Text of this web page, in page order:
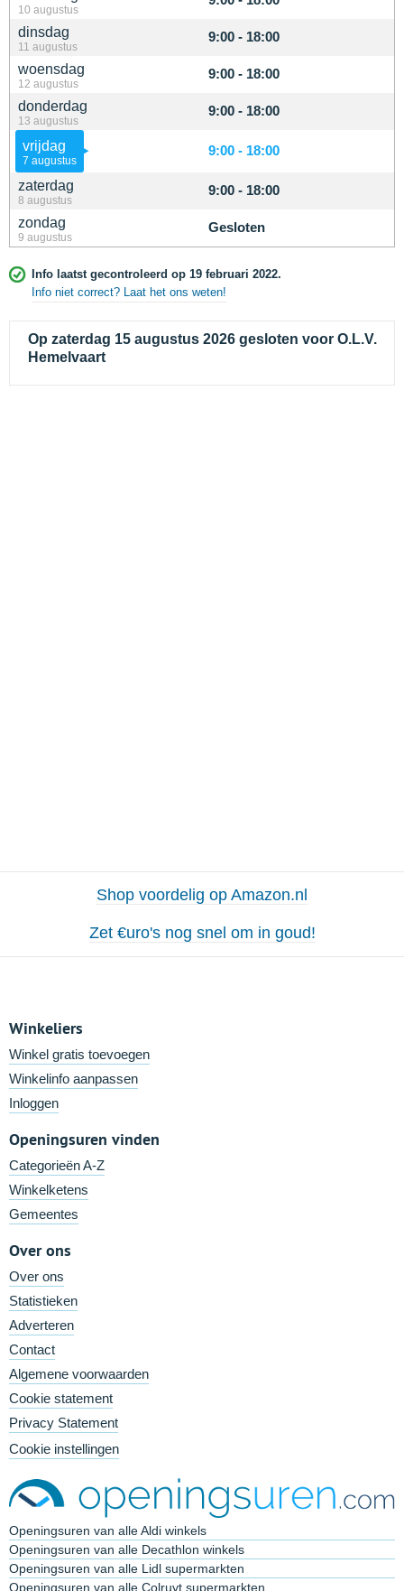
10 augustus
dinsdag
11 augustus
9:00 - 18:00
woensdag
12 augustus
9:00 - 18:00
donderdag
13 augustus
9:00 - 18:00
vrijdag
7 augustus
9:00 - 18:00
zaterdag
8 augustus
9:00 - 18:00
zondag
9 augustus
Gesloten
Info laatst gecontroleerd op 19 februari 2022.
Info niet correct? Laat het ons weten!
Op zaterdag 15 augustus 2026 gesloten voor O.L.V.
Hemelvaart
Shop voordelig op Amazon.nl
Zet €uro's nog snel om in goud!
Winkeliers
Winkel gratis toevoegen
Winkelinfo aanpassen
Inloggen
Openingsuren vinden
Categorieën A-Z
Winkelketens
Gemeentes
Over ons
Over ons
Statistieken
Adverteren
Contact
Algemene voorwaarden
Cookie statement
Privacy Statement
Cookie instellingen
Openingsuren van alle Aldi winkels
Openingsuren van alle Decathlon winkels
Openingsuren van alle Lidl supermarkten
Openingsuren van alle Colruyt supermarkten